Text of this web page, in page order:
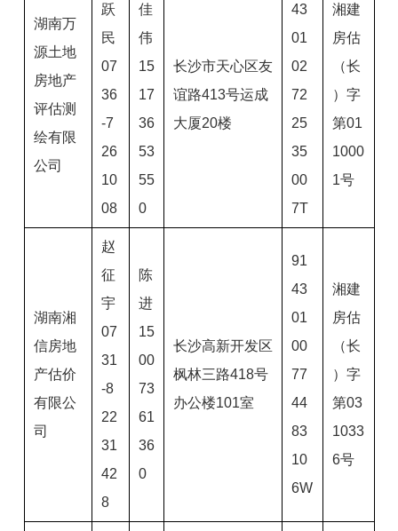
湖南万
源土地
房地产
评估测
绘有限
公司
跃
民
07
36
-7
26
10
08
佳
伟
15
17
36
53
55
0
长沙市天心区友
谊路413号运成
大厦20楼
43
01
02
72
25
35
00
7T
湘建
房估
（长
）字
第01
1000
1号
湖南湘
信房地
产估价
有限公
司
赵
征
宇
07
31
-8
22
31
42
8
陈
进
15
00
73
61
36
0
长沙高新开发区
枫林三路418号
办公楼101室
91
43
01
00
77
44
83
10
6W
湘建
房估
（长
）字
第03
1033
6号